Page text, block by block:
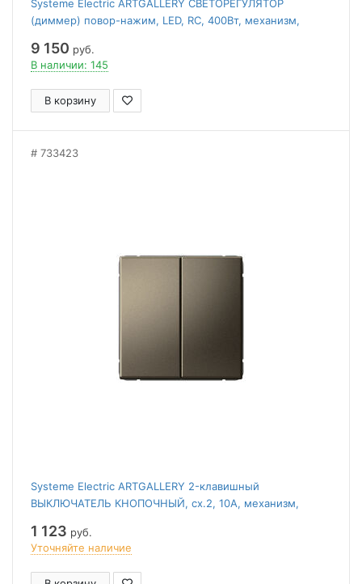
Systeme Electric ARTGALLERY СВЕТОРЕГУЛЯТОР
(диммер) повор-нажим, LED, RC, 400Вт, механизм,
9 150 руб.
В наличии: 145
В корзину
733423
Systeme Electric ARTGALLERY 2-клавишный
ВЫКЛЮЧАТЕЛЬ КНОПОЧНЫЙ, сх.2, 10А, механизм,
1 123 руб.
Уточняйте наличие